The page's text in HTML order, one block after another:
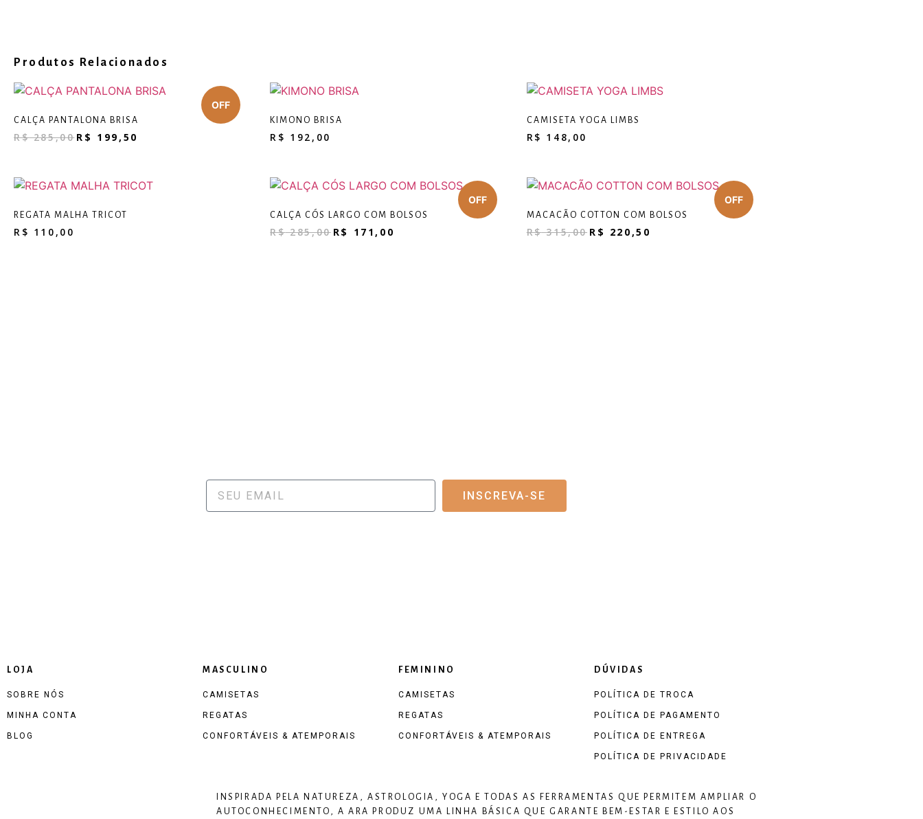
Produtos Relacionados
CALÇA PANTALONA BRISA
R$285,00R$ 199,50
KIMONO BRISA
R$ 192,00
CAMISETA YOGA LIMBS
R$ 148,00
REGATA MALHA TRICOT
R$ 110,00
CALÇA CÓS LARGO COM BOLSOS
R$285,00 R$ 171,00
MACACÃO COTTON COM BOLSOS
R$315,00 R$ 220,50
INSCREVA-SE
LOJA
SOBRE NÓS
MINHA CONTA
BLOG
MASCULINO
CAMISETAS
REGATAS
CONFORTÁVEIS & ATEMPORAIS
FEMININO
CAMISETAS
REGATAS
CONFORTÁVEIS & ATEMPORAIS
DÚVIDAS
POLÍTICA DE TROCA
POLÍTICA DE PAGAMENTO
POLÍTICA DE ENTREGA
POLÍTICA DE PRIVACIDADE
INSPIRADA PELA NATUREZA, ASTROLOGIA, YOGA E TODAS AS FERRAMENTAS QUE PERMITEM AMPLIAR O
AUTOCONHECIMENTO, A ARA PRODUZ UMA LINHA BÁSICA QUE GARANTE BEM-ESTAR E ESTILO AOS